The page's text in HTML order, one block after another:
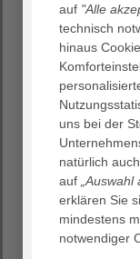
Wir arbeiten
mit einem
alle
Unsere
Dabei
medizinische
Wir wollen
auf "Alle
technisch
hinaus
uns bei der
natürlich
auf
erklären Sie
mindestens
notwendiger